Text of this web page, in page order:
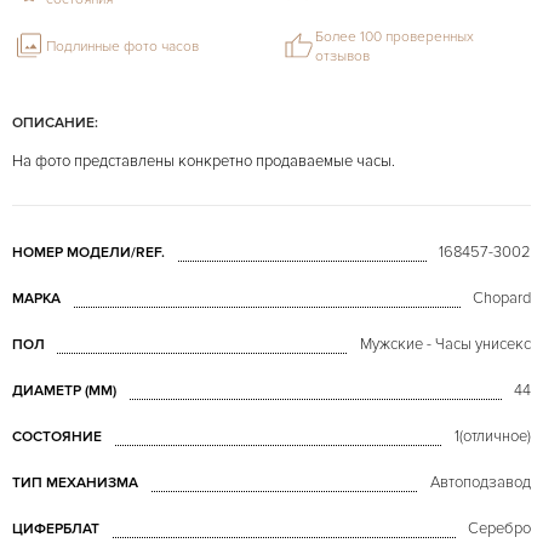
ОПИСАНИЕ:
На фото представлены конкретно продаваемые часы.
НОМЕР МОДЕЛИ/REF. 168457-3002
МАРКА Chopard
ПОЛ Мужские - Часы унисекс
ДИАМЕТР (MM) 44
СОСТОЯНИЕ 1(отличное)
ТИП МЕХАНИЗМА Автоподзавод
ЦИФЕРБЛАТ Серебро
Подлинные фото часов
Более 100 проверенных
отзывов